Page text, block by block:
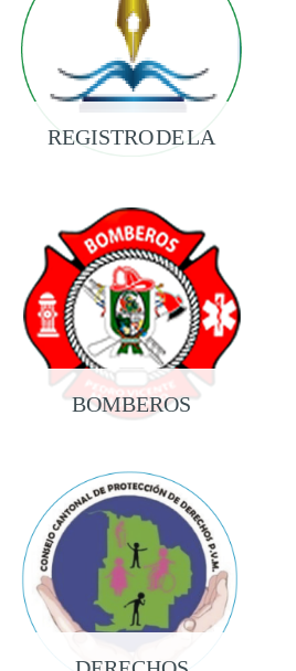
REGISTRO DE LA
BOMBEROS